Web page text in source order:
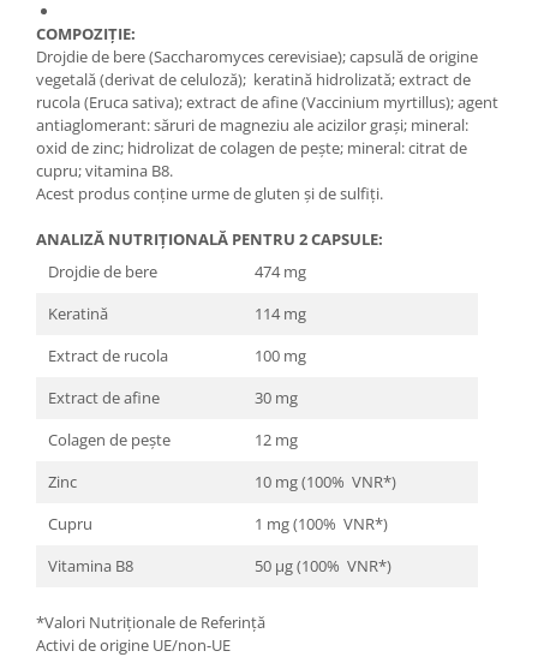
COMPOZIȚIE:
Drojdie de bere (Saccharomyces cerevisiae); capsulă de origine
vegetală (derivat de celuloză); keratină hidrolizată; extract de
rucola (Eruca sativa); extract de afine (Vaccinium myrtillus); agent
antiaglomerant: săruri de magneziu ale acizilor grași; mineral:
oxid de zinc; hidrolizat de colagen de pește; mineral: citrat de
cupru; vitamina B8.
Acest produs conține urme de gluten și de sulfiți.
ANALIZĂ NUTRIȚIONALĂ PENTRU 2 CAPSULE:
Drojdie de bere
474 mg
Keratină
114 mg
Extract de rucola
100 mg
Extract de afine
30 mg
Colagen de pește
12 mg
Zinc
10 mg (100% VNR*)
Cupru
1 mg (100% VNR*)
Vitamina B8
50 μg (100% VNR*)
*Valori Nutriționale de Referință
Activi de origine UE/non-UE